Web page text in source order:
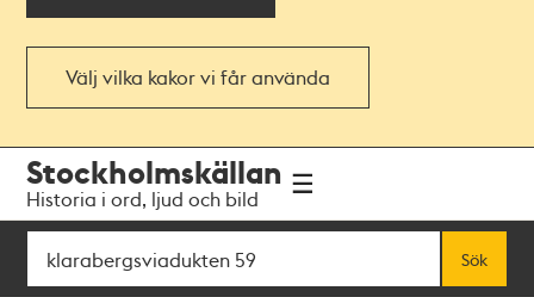
Välj vilka kakor vi får använda
navigationen
huvudinnehållet
Stockholmskällan
Historia i ord, ljud och bild
Sök
Sök